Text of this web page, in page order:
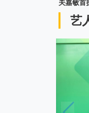
关嘉敏首
艺